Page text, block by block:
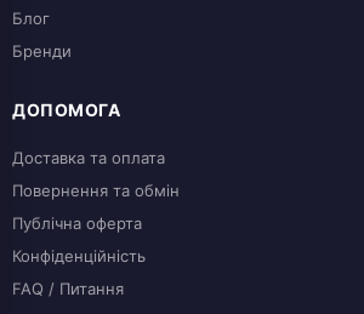
Блог
Бренди
ДОПОМОГА
Доставка та оплата
Повернення та обмін
Публічна оферта
Конфіденційність
FAQ / Питання